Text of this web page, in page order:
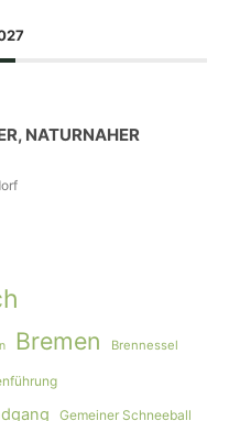
NATURNAHER
Bremen Brennessel
Gemeiner Schneeball